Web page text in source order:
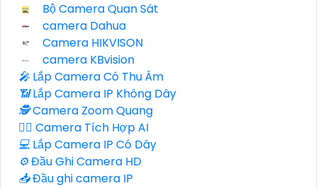
Bộ Camera Quan Sát
camera Dahua
Camera HIKVISON
camera KBvision
️🎤️ Lắp Camera Có Thu Âm
📶Lắp Camera IP Không Dây
🕵️Camera Zoom Quang
🧛‍♀️ Camera Tích Hợp AI
💻 Lắp Camera IP Có Dây
⚙️Đầu Ghi Camera HD
📥Đầu ghi camera IP